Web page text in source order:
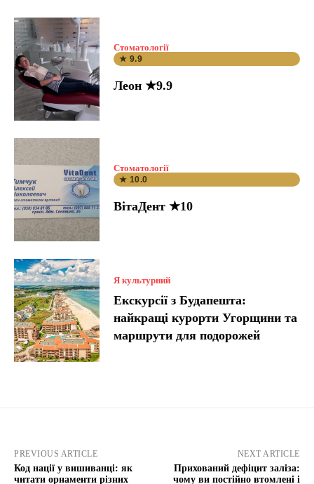
Стоматології
★ 9.9
Леон ★9.9
Стоматології
★ 10.0
ВітаДент ★10
Я культурний
Екскурсії з Будапешта:
найкращі курорти Угорщини та
маршрути для подорожей
PREVIOUS ARTICLE
Код нації у вишиванці: як
читати орнаменти різних
NEXT ARTICLE
Прихований дефіцит заліза:
чому ви постійно втомлені і